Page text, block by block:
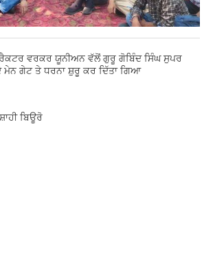
ਵਰਕਰ ਯੂਨੀਅਨ ਵੱਲੋਂ ਗੁਰੂ ਗੋਬਿੰਦ ਸਿੰਘ ਸੁਪਰ
ਮੇਨ ਗੇਟ ਤੇ ਧਰਨਾ ਸ਼ੁਰੂ ਕਰ ਦਿੱਤਾ ਗਿਆ
ਬਿਊਰੋ